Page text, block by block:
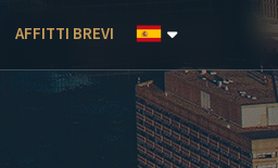
AFFITTI BREVI